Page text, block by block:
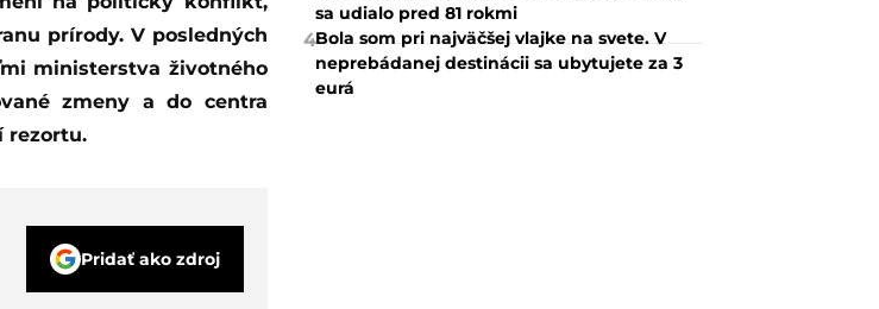
prírody. V posledných
ministerstva životného
zmeny a do centra
rezortu.
Pridať ako zdroj
sa udialo pred 81 rokmi
4Bola som pri najväčšej vlajke na svete. V
neprebádanej destinácii sa ubytujete za 3
eurá